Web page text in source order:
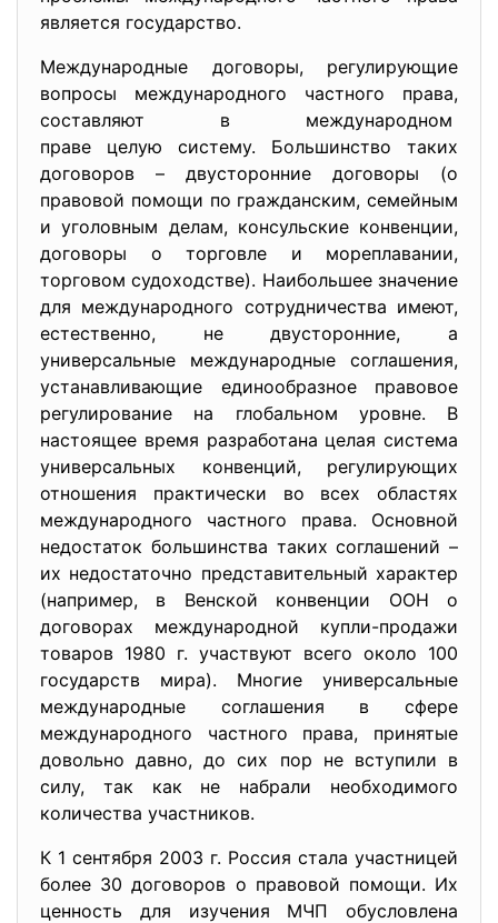
является государство.
Международные договоры, регулирующие
вопросы международного частного права,
составляют в международном
праве целую систему. Большинство таких
договоров – двусторонние договоры (о
правовой помощи по гражданским, семейным
и уголовным делам, консульские конвенции,
договоры о торговле и мореплавании,
торговом судоходстве). Наибольшее значение
для международного сотрудничества имеют,
естественно, не двусторонние, а
универсальные международные соглашения,
устанавливающие единообразное правовое
регулирование на глобальном уровне. В
настоящее время разработана целая система
универсальных конвенций, регулирующих
отношения практически во всех областях
международного частного права. Основной
недостаток большинства таких соглашений –
их недостаточно представительный характер
(например, в Венской конвенции ООН о
договорах международной купли-продажи
товаров 1980 г. участвуют всего около 100
государств мира). Многие универсальные
международные соглашения в сфере
международного частного права, принятые
довольно давно, до сих пор не вступили в
силу, так как не набрали необходимого
количества участников.
К 1 сентября 2003 г. Россия стала участницей
более 30 договоров о правовой помощи. Их
ценность для изучения МЧП обусловлена